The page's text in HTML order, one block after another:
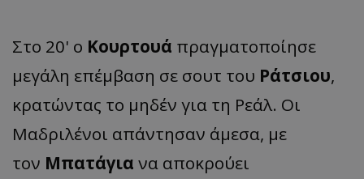
Στο 20' ο Κουρτουά πραγματοποίησε
μεγάλη επέμβαση σε σουτ του Ράτσιου,
κρατώντας το μηδέν για τη Ρεάλ. Οι
Μαδριλένοι απάντησαν άμεσα, με
τον Μπατάγια να αποκρούει